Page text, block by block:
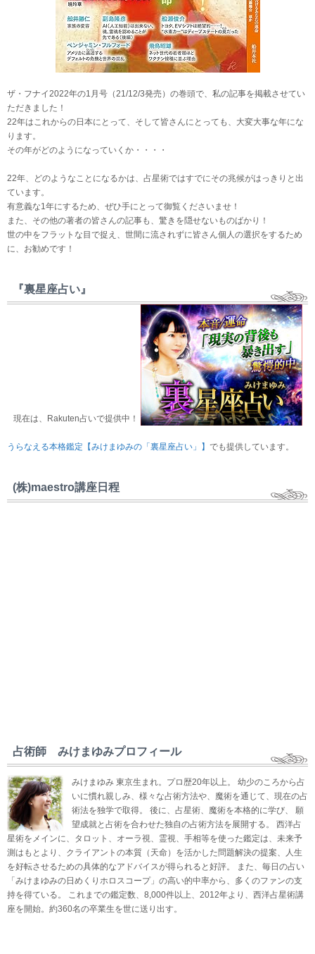
ザ・フナイ2022年の1月号（21/12/3発売）の巻頭で、私の記事を掲載させてい
ただきました！
22年はこれからの日本にとって、そして皆さんにとっても、大変大事な年にな
ります。
その年がどのようになっていくか・・・・
22年、どのようなことになるかは、占星術ではすでにその兆候がはっきりと出
ています。
有意義な1年にするため、ぜひ手にとって御覧くださいませ！
また、その他の著者の皆さんの記事も、驚きを隠せないものばかり！
世の中をフラットな目で捉え、世間に流されずに皆さん個人の選択をするため
に、お勧めです！
『裏星座占い』
現在は、Rakuten占いで提供中！
うらなえる本格鑑定【みけまゆみの「裏星座占い」】 でも提供しています。
(株)maestro講座日程
占術師 みけまゆみプロフィール
みけまゆみ 東京生まれ。プロ歴20年以上。 幼少のころから占
いに慣れ親しみ、様々な占術方法や、魔術を通じて、現在の占
術法を独学で取得。 後に、占星術、魔術を本格的に学び、 願
望成就と占術を合わせた独自の占術方法を展開する。 西洋占
星術をメインに、タロット、オーラ視、霊視、手相等を使った鑑定は、未来予
測はもとより、クライアントの本質（天命）を活かした問題解決の提案、人生
を好転させるための具体的なアドバイスが得られると好評。 また、毎日の占い
「みけまゆみの日めくりホロスコープ」の高い的中率から、多くのファンの支
持を得ている。 これまでの鑑定数、8,000件以上、2012年より、西洋占星術講
座を開始。約360名の卒業生を世に送り出す。